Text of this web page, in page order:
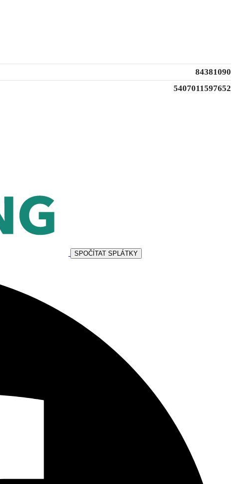
84381090
5407011597652
SPOČÍTAT SPLÁTKY